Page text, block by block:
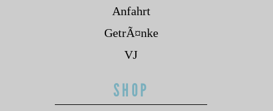
Anfahrt
GetrÃ¤nke
VJ
SHOP